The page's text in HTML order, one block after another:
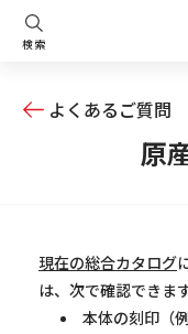
検索
よくあるご質問
原
現在の総合カタログ
は、次で確認できます
本体の刻印（